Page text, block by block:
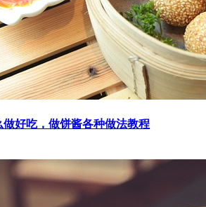
好吃，做饼酱各种做法教程